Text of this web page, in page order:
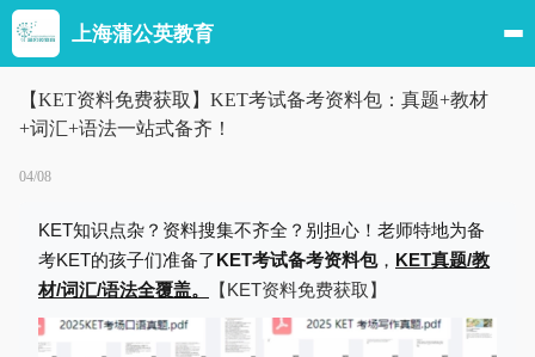
上海蒲公英教育
【KET资料免费获取】KET考试备考资料包：真题+教材
+词汇+语法一站式备齐！
04/08
KET知识点杂？资料搜集不齐全？别担心！老师特地为备
考KET的孩子们准备了KET考试备考资料包， KET真题/教
材/词汇/语法全覆盖。
【KET资料免费获取】